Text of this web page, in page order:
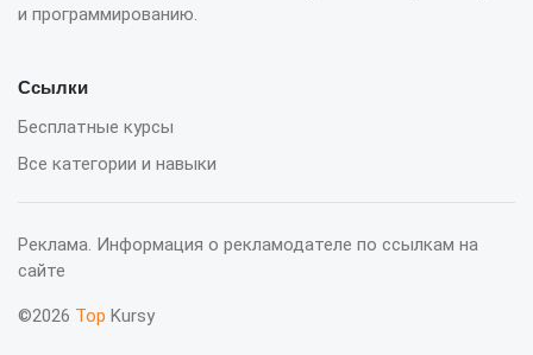
и программированию.
Ссылки
Бесплатные курсы
Все категории и навыки
Реклама. Информация о рекламодателе по ссылкам на
сайте
©2026 Top Kursy